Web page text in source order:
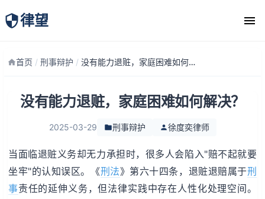
律望
律师团队
首页 / 刑事辩护 / 没有能力退赃，家庭困难如何解决？
没有能力退赃，家庭困难如何解决？
2025-03-29 刑事辩护 徐度奕律师
当面临退赃义务却无力承担时，很多人会陷入"赔不起就要
坐牢"的认知误区。《刑法》第六十四条，退赃退赔属于刑
事责任的延伸义务，但法律实践中存在人性化处理空间。